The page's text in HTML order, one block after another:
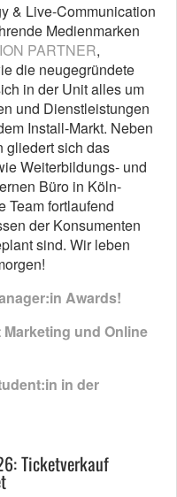
& Live-Communication
Medienmarken
PARTNER,
die neugegründete
in der Unit alles um
und Dienstleistungen
Install-Markt. Neben
gliedert sich das
Weiterbildungs- und
Büro in Köln-
Team fortlaufend
der Konsumenten
sind. Wir leben
Awards!
und Online
in der
Ticketverkauf